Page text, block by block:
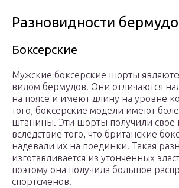
Разновидности
Боксерские
Мужские боксерские шорты
видом бермудов. Они отличаются
на поясе и имеют длину на уровне
того, боксерские модели имеют
штанины. Эти шорты получили свое
вследствие того, что британские
надевали их на поединки. Такая
изготавливается из утонченных
поэтому она получила большое
спортсменов.